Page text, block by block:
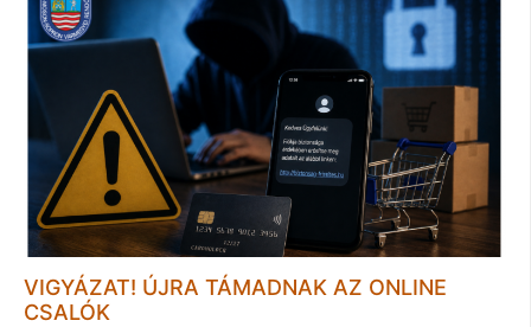
VIGYÁZAT! ÚJRA TÁMADNAK AZ ONLINE
CSALÓK